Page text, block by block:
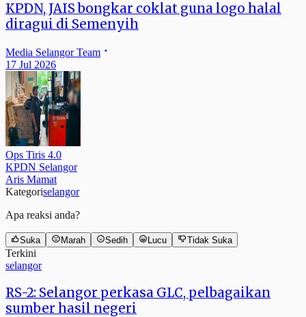
KPDN, JAIS bongkar coklat guna logo halal
diragui di Semenyih
Media Selangor Team
17 Jul 2026
Ops Tiris 4.0
KPDN Selangor
Aris Mamat
Kategoriselangor
Apa reaksi anda?
Suka Marah Sedih Lucu Tidak Suka
Terkini
selangor
RS-2: Selangor perkasa GLC, pelbagaikan
sumber hasil negeri